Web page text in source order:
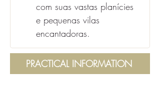
com suas vastas planícies
e pequenas vilas
encantadoras.
PRACTICAL INFORMATION